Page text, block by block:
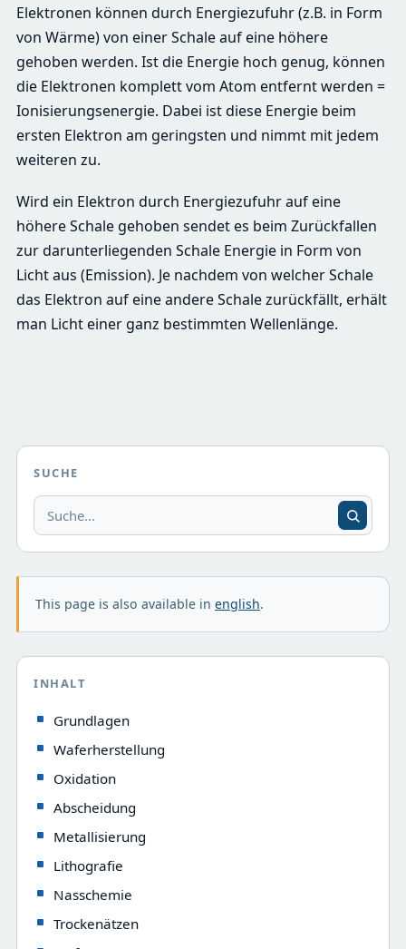
Elektronen können durch Energiezufuhr (z.B. in Form
von Wärme) von einer Schale auf eine höhere
gehoben werden. Ist die Energie hoch genug, können
die Elektronen komplett vom Atom entfernt werden =
Ionisierungsenergie. Dabei ist diese Energie beim
ersten Elektron am geringsten und nimmt mit jedem
weiteren zu.
Wird ein Elektron durch Energiezufuhr auf eine
höhere Schale gehoben sendet es beim Zurückfallen
zur darunterliegenden Schale Energie in Form von
Licht aus (Emission). Je nachdem von welcher Schale
das Elektron auf eine andere Schale zurückfällt, erhält
man Licht einer ganz bestimmten Wellenlänge.
SUCHE
This page is also available in english.
INHALT
Grundlagen
Waferherstellung
Oxidation
Abscheidung
Metallisierung
Lithografie
Nasschemie
Trockenätzen